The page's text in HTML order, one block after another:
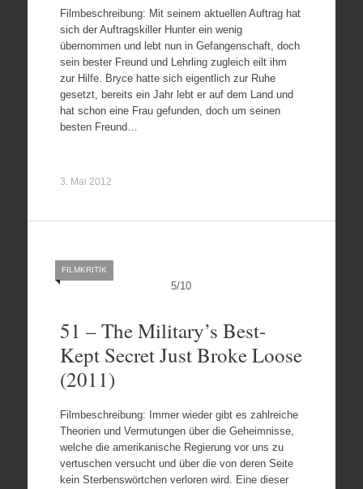
Filmbeschreibung: Mit seinem aktuellen Auftrag hat
sich der Auftragskiller Hunter ein wenig
übernommen und lebt nun in Gefangenschaft, doch
sein bester Freund und Lehrling zugleich eilt ihm
zur Hilfe. Bryce hatte sich eigentlich zur Ruhe
gesetzt, bereits ein Jahr lebt er auf dem Land und
hat schon eine Frau gefunden, doch um seinen
besten Freund…
3. Mai 2012
5/10
FILMKRITIK
51 – The Military’s Best-
Kept Secret Just Broke Loose
(2011)
Filmbeschreibung: Immer wieder gibt es zahlreiche
Theorien und Vermutungen über die Geheimnisse,
welche die amerikanische Regierung vor uns zu
vertuschen versucht und über die von deren Seite
kein Sterbenswörtchen verloren wird. Eine dieser